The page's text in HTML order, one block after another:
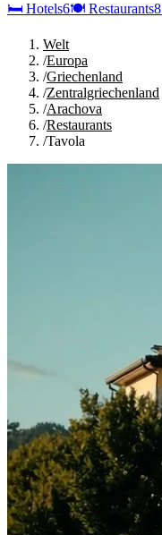
🛏 Hotels6🍽 Restaurants8
Welt
/Europa
/Griechenland
/Zentralgriechenland
/Arachova
/Restaurants
/Tavola